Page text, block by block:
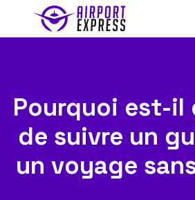
Pourquoi est-il
de suivre un
un voyage